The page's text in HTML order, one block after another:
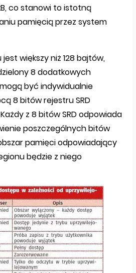
co stanowi to istotną
pamięcią przez system
większy niż 128 bajtów,
8 dodatkowych
być indywidualnie
8 bitów rejestru SRD
z 8 bitów SRD odpowiada
poszczególnych bitów
pamięci odpowiadający
będzie z niego